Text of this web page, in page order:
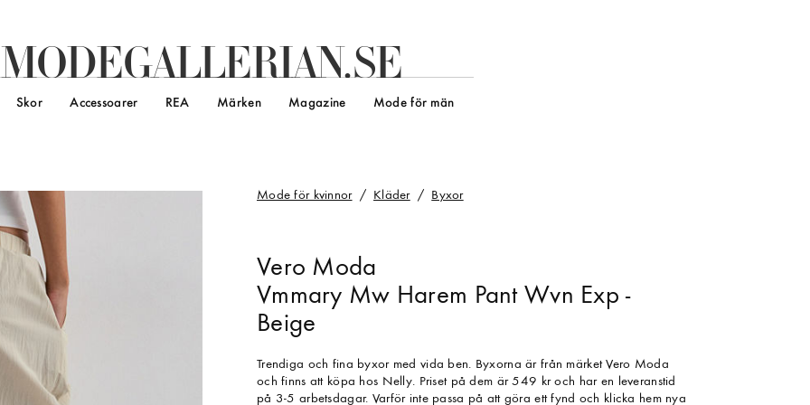
MODEGALLERIAN.SE
Skor Accessoarer REA Märken Magazine Mode för män
Mode för kvinnor Kläder Byxor
Vero Moda
Vmmary Mw Harem Pant Wvn Exp -
Beige
Trendiga och fina byxor med vida ben. Byxorna är från märket Vero Moda
och finns att köpa hos Nelly. Priset på dem är 549 kr och har en leveranstid
på 3-5 arbetsdagar. Varför inte passa på att göra ett fynd och klicka hem nya